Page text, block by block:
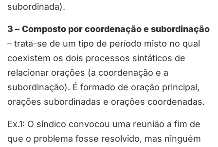
subordinada).
3 – Composto por coordenação e subordinação
– trata-se de um tipo de período misto no qual
coexistem os dois processos sintáticos de
relacionar orações (a coordenação e a
subordinação). É formado de oração principal,
orações subordinadas e orações coordenadas.
Ex.1: O síndico convocou uma reunião a fim de
que o problema fosse resolvido, mas ninguém